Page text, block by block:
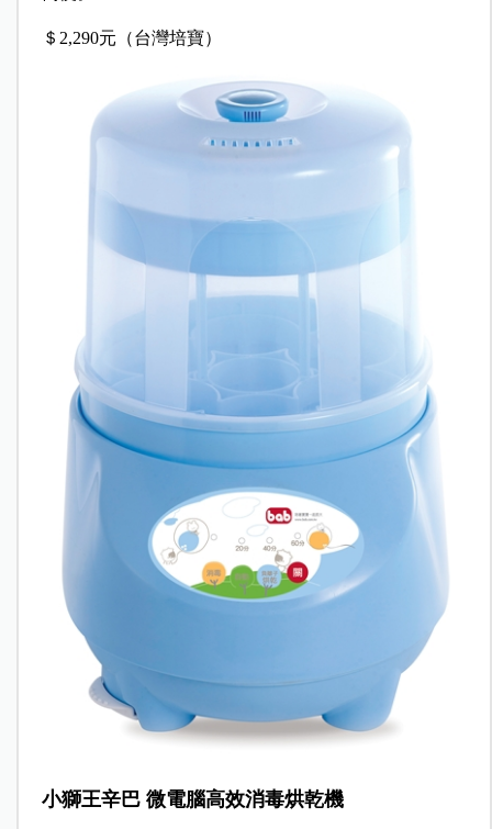
＄2,290元（台灣培寶）
小獅王辛巴 微電腦高效消毒烘乾機